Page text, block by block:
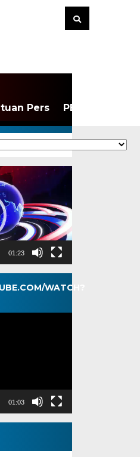
Pers PEDOMAN
01:23
WATCH?
01:03